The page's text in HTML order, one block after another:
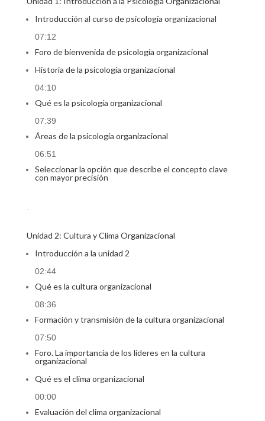
Introducción al curso de psicología organizacional
07:12
Foro de bienvenida de psicología organizacional
Historia de la psicología organizacional
04:10
Qué es la psicología organizacional
07:39
Áreas de la psicología organizacional
06:51
Seleccionar la opción que describe el concepto clave
con mayor precisión
Unidad 2: Cultura y Clima Organizacional
Introducción a la unidad 2
02:44
Qué es la cultura organizacional
08:36
Formación y transmisión de la cultura organizacional
07:50
Foro. La importancia de los líderes en la cultura
organizacional
Qué es el clima organizacional
00:00
Evaluación del clima organizacional